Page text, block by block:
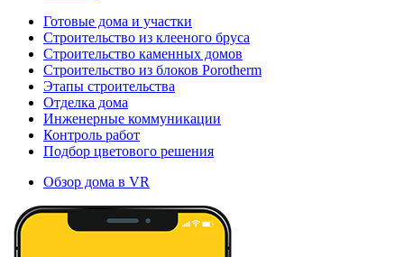
Готовые дома и участки
Строительство из клееного бруса
Строительство каменных домов
Строительство из блоков Porotherm
Этапы строительства
Отделка дома
Инженерные коммуникации
Контроль работ
Подбор цветового решения
Обзор дома в VR